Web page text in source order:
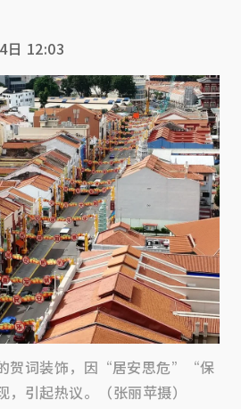
日 12:03
贺词装饰，因“居安思危”“保
引起热议。（张丽苹摄）